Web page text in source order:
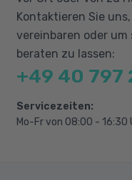
Dateien und
verschieben,
Der Papierkorb
Kontaktieren Sie
vereinbaren oder
beraten zu lassen:
+49 40 797
Servicezeiten:
Mo-Fr von 08:00 - 16:30